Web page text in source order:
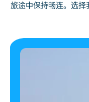
旅途中保持畅连。选